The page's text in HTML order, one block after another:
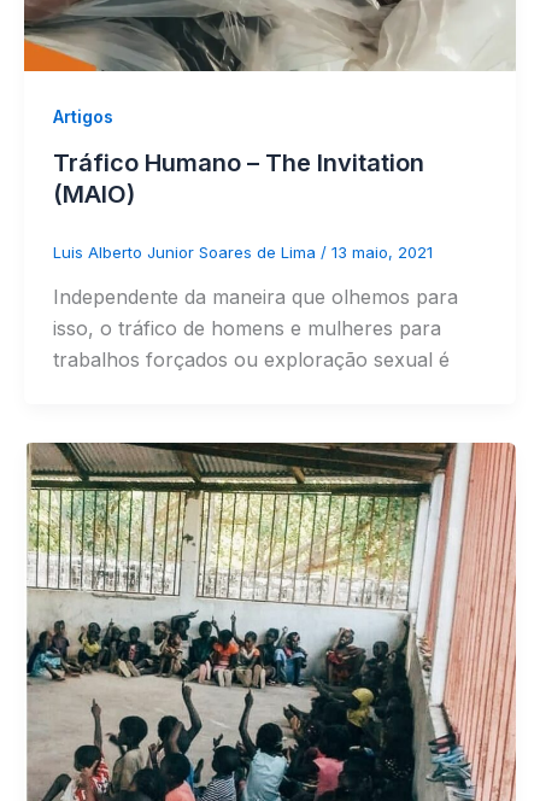
Artigos
Tráfico Humano – The Invitation
(MAIO)
Luis Alberto Junior Soares de Lima / 13 maio, 2021
Independente da maneira que olhemos para
isso, o tráfico de homens e mulheres para
trabalhos forçados ou exploração sexual é